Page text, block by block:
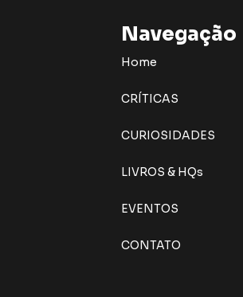
Navegação
Home
CRÍTICAS
CURIOSIDADES
LIVROS & HQs
EVENTOS
CONTATO